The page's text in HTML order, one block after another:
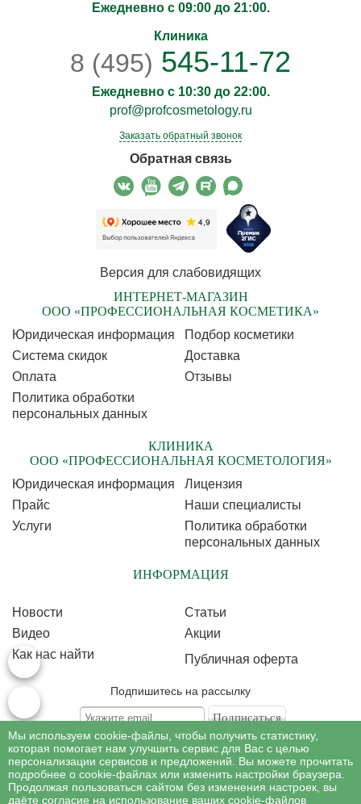
Ежедневно с 09:00 до 21:00.
Клиника
8 (495) 545-11-72
Ежедневно с 10:30 до 22:00.
prof@profcosmetology.ru
Заказать обратный звонок
Обратная связь
Версия для слабовидящих
ИНТЕРНЕТ-МАГАЗИН
ООО «ПРОФЕССИОНАЛЬНАЯ КОСМЕТИКА»
Юридическая информация
Подбор косметики
Cистема скидок
Доставка
Оплата
Отзывы
Политика обработки
персональных данных
КЛИНИКА
ООО «ПРОФЕССИОНАЛЬНАЯ КОСМЕТОЛОГИЯ»
Юридическая информация
Лицензия
Прайс
Наши специалисты
Услуги
Политика обработки
персональных данных
ИНФОРМАЦИЯ
Новости
Статьи
Видео
Акции
Как нас найти
Публичная оферта
Подпишитесь на рассылку
Подписываясь на рассылку, Вы соглашаетесь c условиями политикиобработки
персональных данных
©Профессиональная косметология, 2007 - 2026
Мы используем cookie-файлы, чтобы получить статистику,
которая помогает нам улучшить сервис для Вас с целью
персонализации сервисов и предложений. Вы можете прочитать
подробнее о cookie-файлах или изменить настройки браузера.
Продолжая пользоваться сайтом без изменения настроек, вы
даёте согласие на использование ваших cookie-файлов